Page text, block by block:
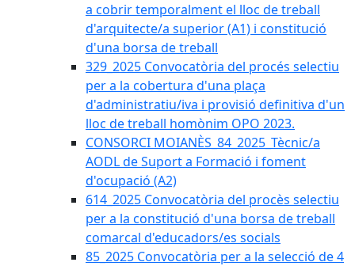
a cobrir temporalment el lloc de treball
d'arquitecte/a superior (A1) i constitució
d'una borsa de treball
329_2025 Convocatòria del procés selectiu
per a la cobertura d'una plaça
d'administratiu/iva i provisió definitiva d'un
lloc de treball homònim OPO 2023.
CONSORCI MOIANÈS_84_2025_Tècnic/a
AODL de Suport a Formació i foment
d'ocupació (A2)
614_2025 Convocatòria del procès selectiu
per a la constitució d'una borsa de treball
comarcal d'educadors/es socials
85_2025 Convocatòria per a la selecció de 4